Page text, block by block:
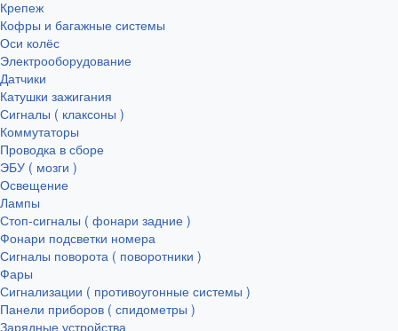
Крепеж
Кофры и багажные системы
Оси колёс
Электрооборудование
Датчики
Катушки зажигания
Сигналы ( клаксоны )
Коммутаторы
Проводка в сборе
ЭБУ ( мозги )
Освещение
Лампы
Стоп-сигналы ( фонари задние )
Фонари подсветки номера
Сигналы поворота ( поворотники )
Фары
Сигнализации ( противоугонные системы )
Панели приборов ( спидометры )
Зарядные устройства